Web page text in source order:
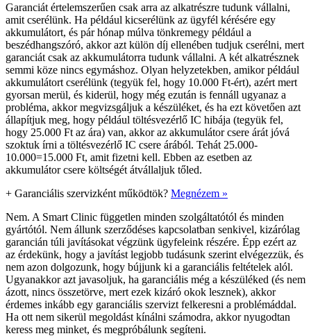
Garanciát értelemszerűen csak arra az alkatrészre tudunk vállalni,
amit cserélünk. Ha például kicserélünk az ügyfél kérésére egy
akkumulátort, és pár hónap múlva tönkremegy például a
beszédhangszóró, akkor azt külön díj ellenében tudjuk cserélni, mert
garanciát csak az akkumulátorra tudunk vállalni. A két alkatrésznek
semmi köze nincs egymáshoz. Olyan helyzetekben, amikor például
akkumulátort cserélünk (tegyük fel, hogy 10.000 Ft-ért), azért mert
gyorsan merül, és kiderül, hogy még ezután is fennáll ugyanaz a
probléma, akkor megvizsgáljuk a készüléket, és ha ezt követően azt
állapítjuk meg, hogy például töltésvezérlő IC hibája (tegyük fel,
hogy 25.000 Ft az ára) van, akkor az akkumulátor csere árát jóvá
szoktuk írni a töltésvezérlő IC csere árából. Tehát 25.000-
10.000=15.000 Ft, amit fizetni kell. Ebben az esetben az
akkumulátor csere költségét átvállaljuk tőled.
+ Garanciális szervizként működtök? Megnézem »
Nem. A Smart Clinic független minden szolgáltatótól és minden
gyártótól. Nem állunk szerződéses kapcsolatban senkivel, kizárólag
garancián túli javításokat végzünk ügyfeleink részére. Épp ezért az
az érdekünk, hogy a javítást legjobb tudásunk szerint elvégezzük, és
nem azon dolgozunk, hogy bújjunk ki a garanciális feltételek alól.
Ugyanakkor azt javasoljuk, ha garanciális még a készüléked (és nem
ázott, nincs összetörve, mert ezek kizáró okok lesznek), akkor
érdemes inkább egy garanciális szervizt felkeresni a problémáddal.
Ha ott nem sikerül megoldást kínálni számodra, akkor nyugodtan
keress meg minket, és megpróbálunk segíteni.